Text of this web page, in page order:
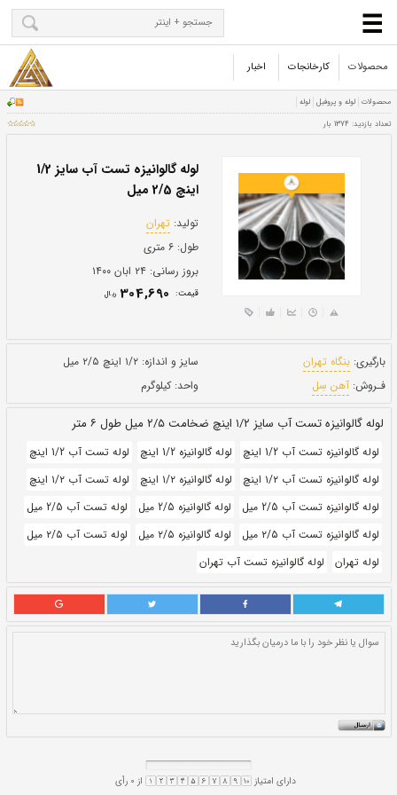
محصولات کارخانجات اخبار
اینچ 2/5 میل
تولید:
طول:۶ متری
بروز رسانی: ۲۴ ابان ۱۴۰۰
قيمت: 304,690 ريال
سایز و اندازه:۱/۲ اینچ ۲/۵ میل
واحد:کیلوگرم
لوله تست آب 1/2 اینچ